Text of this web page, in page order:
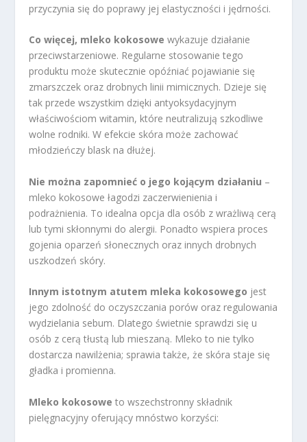
przyczynia się do poprawy jej elastyczności i jędrności.
Co więcej, mleko kokosowe wykazuje działanie
przeciwstarzeniowe. Regularne stosowanie tego
produktu może skutecznie opóźniać pojawianie się
zmarszczek oraz drobnych linii mimicznych. Dzieje się
tak przede wszystkim dzięki antyoksydacyjnym
właściwościom witamin, które neutralizują szkodliwe
wolne rodniki. W efekcie skóra może zachować
młodzieńczy blask na dłużej.
Nie można zapomnieć o jego kojącym działaniu –
mleko kokosowe łagodzi zaczerwienienia i
podrażnienia. To idealna opcja dla osób z wrażliwą cerą
lub tymi skłonnymi do alergii. Ponadto wspiera proces
gojenia oparzeń słonecznych oraz innych drobnych
uszkodzeń skóry.
Innym istotnym atutem mleka kokosowego jest
jego zdolność do oczyszczania porów oraz regulowania
wydzielania sebum. Dlatego świetnie sprawdzi się u
osób z cerą tłustą lub mieszaną. Mleko to nie tylko
dostarcza nawilżenia; sprawia także, że skóra staje się
gładka i promienna.
Mleko kokosowe to wszechstronny składnik
pielęgnacyjny oferujący mnóstwo korzyści: